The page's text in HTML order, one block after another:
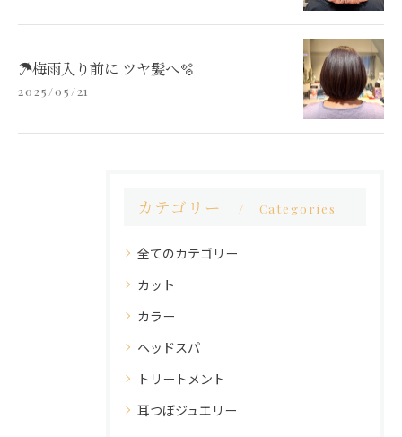
☂️梅雨入り前に ツヤ髪へ🫧
2025/05/21
カテゴリー Categories
全てのカテゴリー
カット
カラー
ヘッドスパ
トリートメント
耳つぼジュエリー